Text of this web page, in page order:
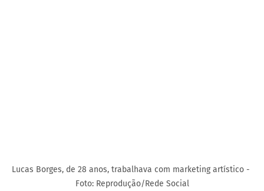
Lucas Borges, de 28 anos, trabalhava com marketing artístico -
Foto: Reprodução/Rede Social